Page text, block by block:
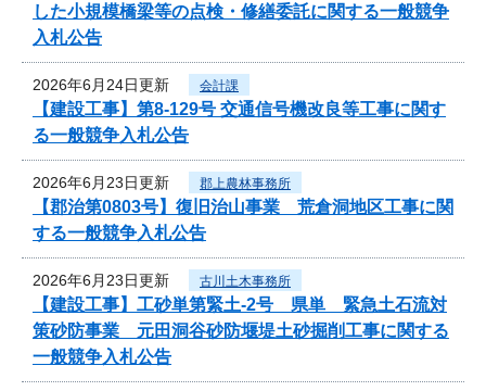
した小規模橋梁等の点検・修繕委託に関する一般競争
入札公告
2026年6月24日更新 会計課
【建設工事】第8-129号 交通信号機改良等工事に関す
る一般競争入札公告
2026年6月23日更新 郡上農林事務所
【郡治第0803号】復旧治山事業 荒倉洞地区工事に関
する一般競争入札公告
2026年6月23日更新 古川土木事務所
【建設工事】工砂単第緊土-2号 県単 緊急土石流対
策砂防事業 元田洞谷砂防堰堤土砂掘削工事に関する
一般競争入札公告